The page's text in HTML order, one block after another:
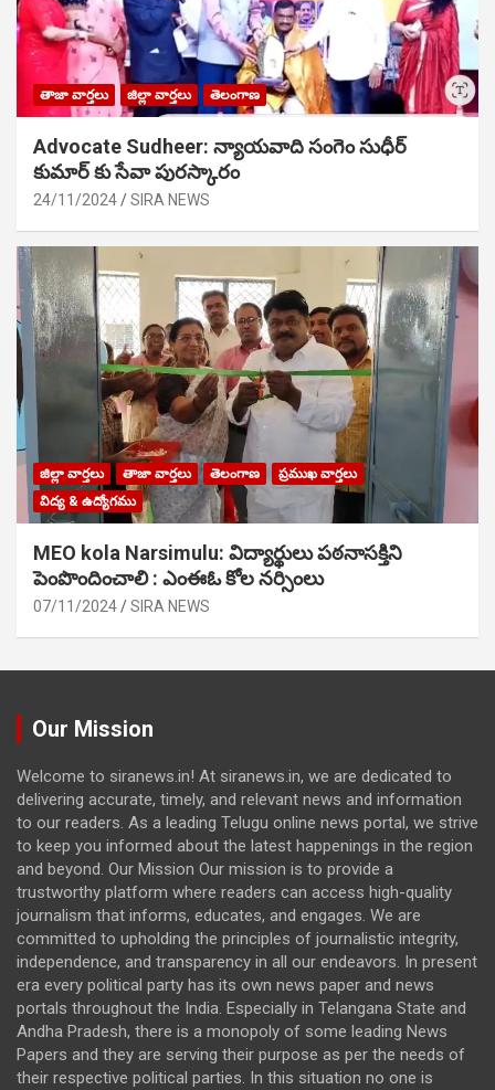
తాజా వార్తలు జిల్లా వార్తలు తెలంగాణ
Advocate Sudheer: న్యాయవాది సంగెం సుధీర్
కుమార్ కు సేవా పురస్కారం
24/11/2024 SIRA NEWS
జిల్లా వార్తలు తాజా వార్తలు తెలంగాణ
ప్రముఖ వార్తలు
విద్య & ఉద్యోగము
MEO kola Narsimulu: విద్యార్థులు పఠ‌నాసక్తిని
పెంపొందించాలి : ఎంఈఓ కోల నర్సింలు
07/11/2024 SIRA NEWS
Our Mission
Welcome to siranews.in! At siranews.in, we are dedicated to
delivering accurate, timely, and relevant news and information
to our readers. As a leading Telugu online news portal, we strive
to keep you informed about the latest happenings in the region
and beyond. Our Mission Our mission is to provide a
trustworthy platform where readers can access high-quality
journalism that informs, educates, and engages. We are
committed to upholding the principles of journalistic integrity,
independence, and transparency in all our endeavors. In present
era every political party has its own news paper and news
portals throughout the India. Especially in Telangana State and
Andha Pradesh, there is a monopoly of some leading News
Papers and they are serving their purpose as per the needs of
their respective political parties. In this situation no one is